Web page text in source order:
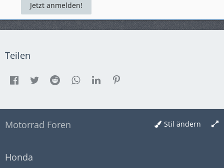
Jetzt anmelden!
Teilen
Stil ändern
Motorrad Foren
Honda